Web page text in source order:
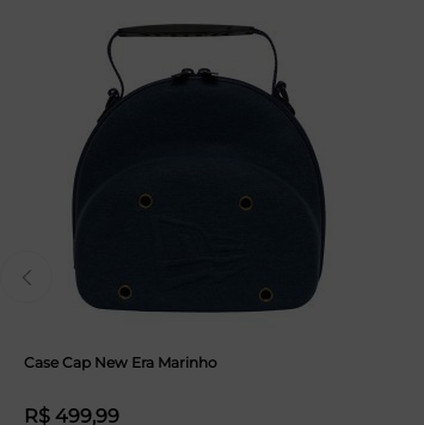
Case Cap New Era Marinho
R$ 499,99